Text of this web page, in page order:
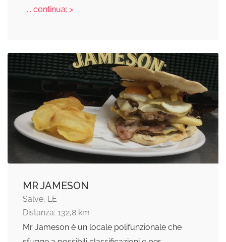
... continua: >
MR JAMESON
Salve, LE
Distanza: 132,8 km
Mr Jameson è un locale polifunzionale che